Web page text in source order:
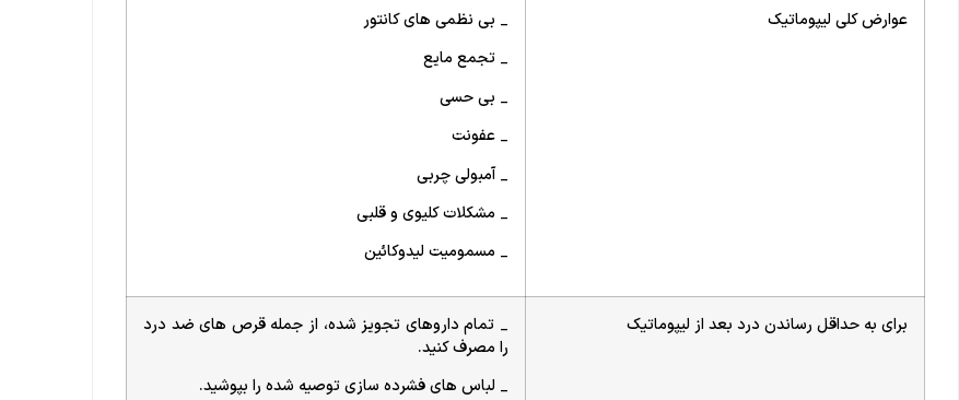
عوارض کلی لیپوماتیک
_ بی نظمی های کانتور
_ تجمع مایع
_ بی حسی
_ عفونت
_ آمبولی چربی
_ مشکلات کلیوی و قلبی
_ مسمومیت لیدوکائین
برای به حداقل رساندن درد بعد از لیپوماتیک
_ تمام داروهای تجویز شده، از جمله قرص های ضد درد
را مصرف کنید.
_ لباس های فشرده سازی توصیه شده را بپوشید.